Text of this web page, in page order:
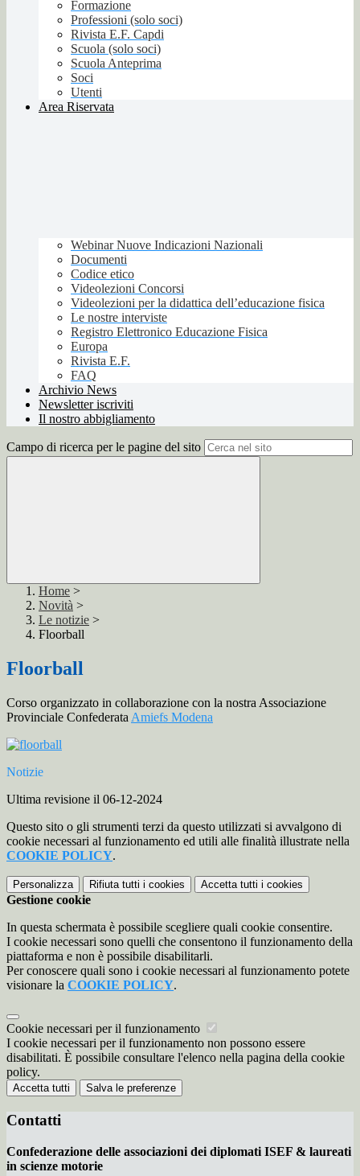
Formazione
Professioni (solo soci)
Rivista E.F. Capdi
Scuola (solo soci)
Scuola Anteprima
Soci
Utenti
Area Riservata
Webinar Nuove Indicazioni Nazionali
Documenti
Codice etico
Videolezioni Concorsi
Videolezioni per la didattica dell’educazione fisica
Le nostre interviste
Registro Elettronico Educazione Fisica
Europa
Rivista E.F.
FAQ
Archivio News
Newsletter iscriviti
Il nostro abbigliamento
Campo di ricerca per le pagine del sito
Home >
Novità >
Le notizie >
Floorball
Floorball
Corso organizzato in collaborazione con la nostra Associazione
Provinciale Confederata Amiefs Modena
Notizie
Ultima revisione il 06-12-2024
Questo sito o gli strumenti terzi da questo utilizzati si avvalgono di
cookie necessari al funzionamento ed utili alle finalità illustrate nella
COOKIE POLICY.
Personalizza Rifiuta tutti i cookies Accetta tutti i cookies
Gestione cookie
In questa schermata è possibile scegliere quali cookie consentire.
I cookie necessari sono quelli che consentono il funzionamento della
piattaforma e non è possibile disabilitarli.
Per conoscere quali sono i cookie necessari al funzionamento potete
visionare la COOKIE POLICY.
Cookie necessari per il funzionamento
I cookie necessari per il funzionamento non possono essere
disabilitati. È possibile consultare l'elenco nella pagina della cookie
policy.
Accetta tutti Salva le preferenze
Contatti
Confederazione delle associazioni dei diplomati ISEF & laureati
in scienze motorie